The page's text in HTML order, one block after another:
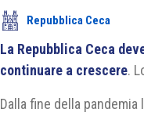
Repubblica Ceca
La Repubblica Ceca
continuare a crescere.
Dalla fine della